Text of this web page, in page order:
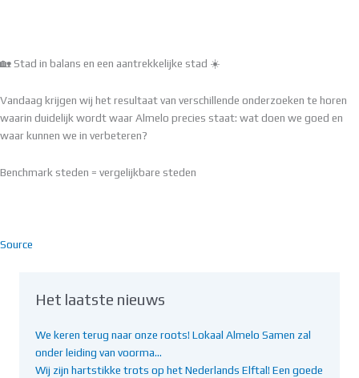
🏡 Stad in balans en een aantrekkelijke stad ☀️
Vandaag krijgen wij het resultaat van verschillende onderzoeken te horen
waarin duidelijk wordt waar Almelo precies staat: wat doen we goed en
waar kunnen we in verbeteren?
Benchmark steden = vergelijkbare steden
Source
Het laatste nieuws
We keren terug naar onze roots! Lokaal Almelo Samen zal
onder leiding van voorma…
Wij zijn hartstikke trots op het Nederlands Elftal! Een goede